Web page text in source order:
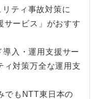
ティ事故対策に
サービス」がおすす
入・運用支援サー
ィ対策万全な運用支
でもNTT東日本の